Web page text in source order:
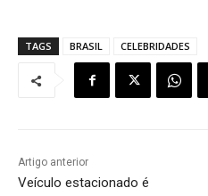
TAGS BRASIL CELEBRIDADES
Artigo anterior
Veículo estacionado é